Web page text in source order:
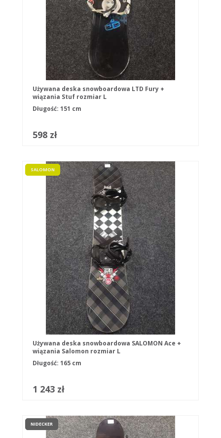
Używana deska snowboardowa LTD Fury +
wiązania Stuf rozmiar L
Długość: 151 cm
598 zł
SALOMON
Używana deska snowboardowa SALOMON Ace +
wiązania Salomon rozmiar L
Długość: 165 cm
1 243 zł
NIDECKER